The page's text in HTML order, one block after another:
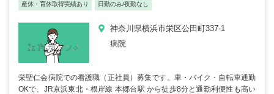
産休・育休取得実績あり 日勤のみ/夜勤なし
神奈川県横浜市栄区公田町337-1
病院
栄聖仁会病院での看護職（正社員）募集です。車・バイク・自転車通勤
OKで、JR京浜東北・根岸線 本郷台駅 から徒歩8分と通勤利便性も高い